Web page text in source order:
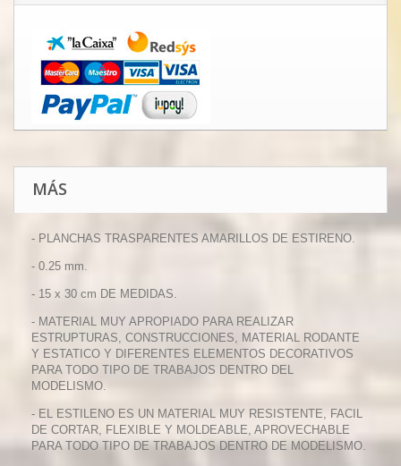
MÁS
- PLANCHAS TRASPARENTES AMARILLOS DE ESTIRENO.
- 0.25 mm.
- 15 x 30 cm DE MEDIDAS.
- MATERIAL MUY APROPIADO PARA REALIZAR
ESTRUPTURAS, CONSTRUCCIONES, MATERIAL RODANTE
Y ESTATICO Y DIFERENTES ELEMENTOS DECORATIVOS
PARA TODO TIPO DE TRABAJOS DENTRO DEL
MODELISMO.
- EL ESTILENO ES UN MATERIAL MUY RESISTENTE, FACIL
DE CORTAR, FLEXIBLE Y MOLDEABLE, APROVECHABLE
PARA TODO TIPO DE TRABAJOS DENTRO DE MODELISMO.